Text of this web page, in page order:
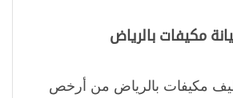
مكيفات بالرياض
مكيفات بالرياض من أرخص